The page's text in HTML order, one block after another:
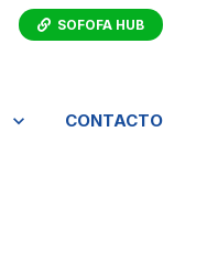
SOFOFA HUB
CONTACTO